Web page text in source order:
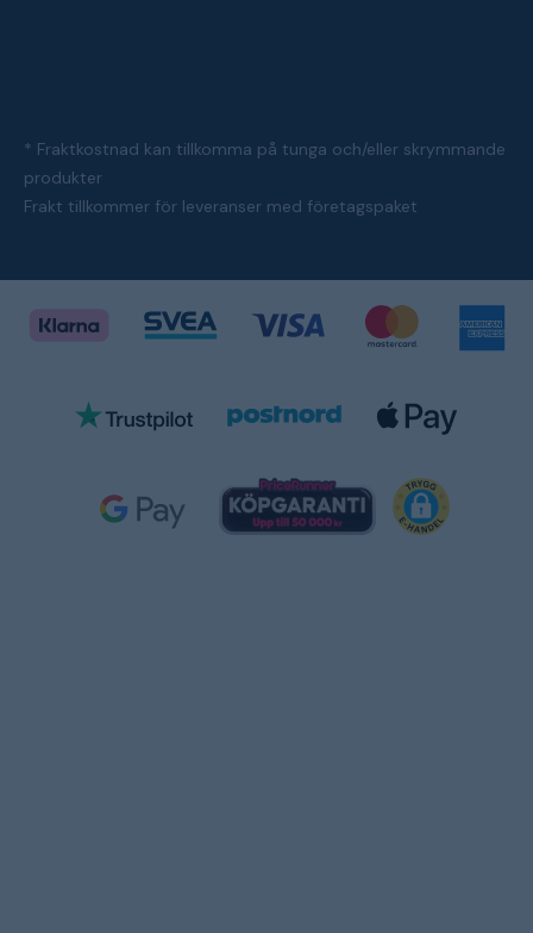
* Fraktkostnad kan tillkomma på tunga och/eller skrymmande
produkter
Frakt tillkommer för leveranser med företagspaket